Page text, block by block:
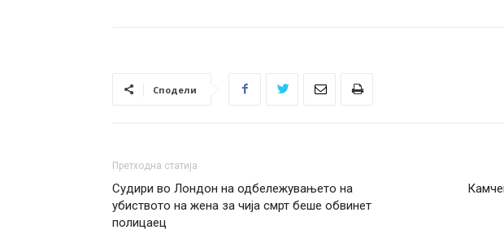
Сподели
Претходна статија
Судири во Лондон на одбележувањето на
убиството на жена за чија смрт беше обвинет
полицаец